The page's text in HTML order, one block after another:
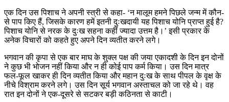
एक दिन उस पिशाच ने अपनी स्त्री से कहा- ‘न मालूम हमने पिछले जन्म में कौन-
से पाप किए हैं, जिसके कारण हमें इतनी दुःखदायी यह पिशाच योनि प्राप्त हुई है?
पिशाच योनि से नरक के दुःख सहना कहीं ज्यादा उत्तम है।’ इसी प्रकार के
अनेक विचारों को कहते हुए अपने दिन व्यतीत करने लगे।
भगवान की कृपा से एक बार माघ के शुक्ल पक्ष की जया एकादशी के दिन इन दोनों
ने कुछ भी भोजन नहीं किया और न ही कोई पाप कर्म किया। उस दिन मात्र
फल-फूल खाकर ही दिन व्यतीत किया और महान दुःख के साथ पीपल के वृक्ष के
नीचे विश्राम करने लगे। उस दिन सूर्य भगवान अस्ताचल को जा रहे थे। वह
रात इन दोनों ने एक-दूसरे से सटकर बड़ी कठिनता से काटी।